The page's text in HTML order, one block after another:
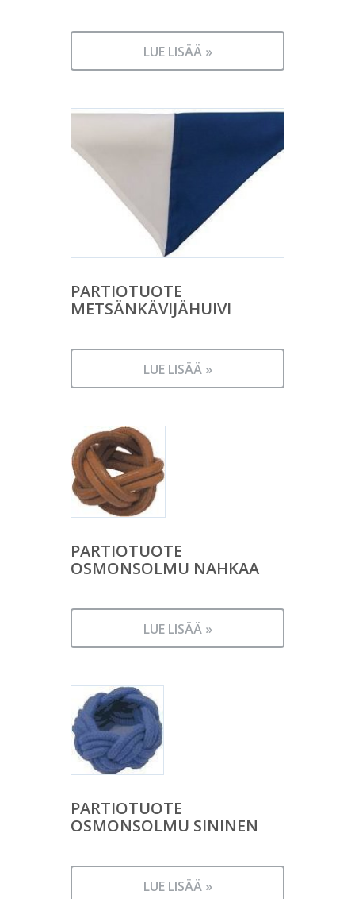
LUE LISÄÄ »
PARTIOTUOTE
METSÄNKÄVIJÄHUIVI
LUE LISÄÄ »
PARTIOTUOTE
OSMONSOLMU NAHKAA
LUE LISÄÄ »
PARTIOTUOTE
OSMONSOLMU SININEN
LUE LISÄÄ »